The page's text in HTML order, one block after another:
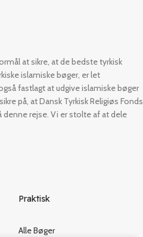
at sikre, at de bedste tyrkisk
islamiske bøger, er let
fastlagt at udgive islamiske bøger
på, at Dansk Tyrkisk Religiøs Fonds
rejse. Vi er stolte af at dele
Praktisk
Alle Bøger